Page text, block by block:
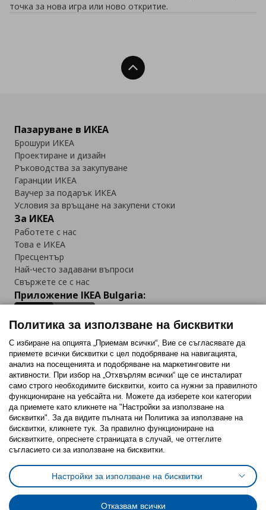
точка за нова игра или ново откритие.
Нагоре
Пазаруване в ИКЕА
Брошури ИКЕА
Проектиране и дизайн
Ръководства за закупуване
Гаранции ИКЕА
Ваучер за подарък ИКЕА
Условия за връщане на закупени стоки
За ИКЕА
Работете с нас
Това е ИКЕА
Пресцентър
Най-често задавани въпроси
Свържете се с нас
Приложение IKEA Bulgaria:
Последвайте ни:
FacebookTwitterYoutubePinterestInstagram
Политика за използване на бисквитки (Cookies)
Избор на настройки за използване на бисквитки
Условия за ползване на ikea.bgОбща политика за личните данни
Политика за защита на личните данни на ikea.bg
Общи условия на програма IKEA Family
Политика за използване на бисквитки
С избиране на опцията „Приемам всички“, Вие се съгласявате да
приемете всички бисквитки с цел подобряване на навигацията,
анализ на посещенията и подобряване на маркетинговите ни
активности. При избор на „Отхвърлям всички“ ще се инсталират
само строго необходимитe бисквитки, които са нужни за правилното
функциониране на уебсайта ни. Можете да изберете кои категории
да приемете като кликнете на "Настройки за използване на
бисквитки". За да видите пълната ни Политика за използване на
бисквитки, кликнете тук. За правилно функциониране на
бисквитките, опреснете страницата в случай, че оттеглите
съгласието си за използване на бисквитки.
Настройки за използване на бисквитки
Отказвам всички